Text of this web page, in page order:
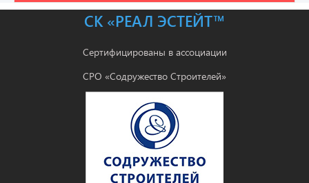
СК «РЕАЛ ЭСТЕЙТ™
Сертифицированы в ассоциации
СРО «Содружество Строителей»